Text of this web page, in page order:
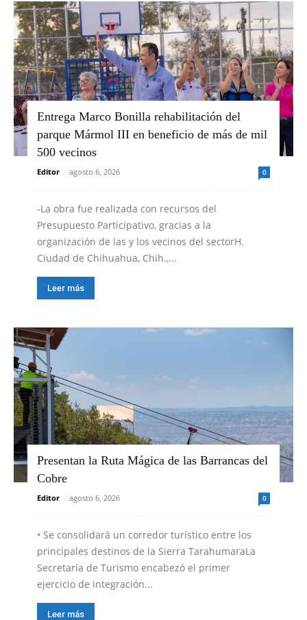
Entrega Marco Bonilla rehabilitación del
parque Mármol III en beneficio de más de mil
500 vecinos
Editor - agosto 6, 2026 0
-La obra fue realizada con recursos del
Presupuesto Participativo, gracias a la
organización de las y los vecinos del sectorH.
Ciudad de Chihuahua, Chih.,...
Leer más
Presentan la Ruta Mágica de las Barrancas del
Cobre
Editor - agosto 6, 2026 0
•⁠ ⁠Se consolidará un corredor turístico entre los
principales destinos de la Sierra TarahumaraLa
Secretaría de Turismo encabezó el primer
ejercicio de integración...
Leer más